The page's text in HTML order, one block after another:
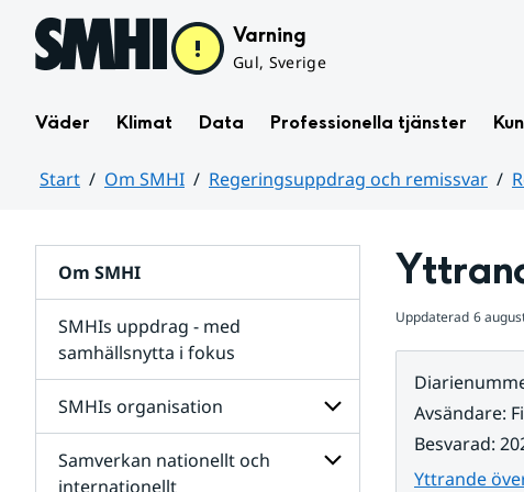
Hoppa till sidans innehåll Varning
Gul, Sverige
Väder Klimat Data Professionella tjänster
Start Om SMHI Regeringsuppdrag och remissvar
Om SMHI
SMHIs uppdrag - med
samhällsnytta i fokus
SMHIs organisation
Undersidor
Samverkan nationellt och
internationellt
för
Regeringsuppdrag
remissvar
Uppdaterad 6
Avsändare:
Besvarad:
Yttrande